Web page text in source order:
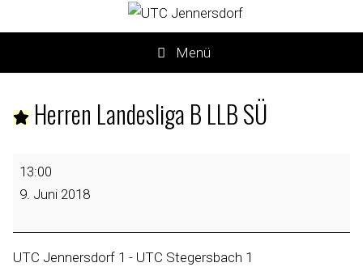
Menü
Herren Landesliga B LLB SÜ
13:00
9. Juni 2018
UTC Jennersdorf 1 - UTC Stegersbach 1